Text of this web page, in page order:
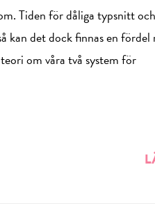
Tiden för dåliga typsnitt
kan det dock finnas en fördel
om våra två system för